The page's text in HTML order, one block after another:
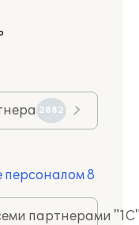
2882
персоналом 8
партнерами